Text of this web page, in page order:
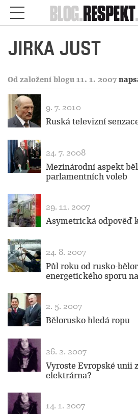
Respekt
JIRKA JUST
Od založení blogu 11. 1. 2007
9. 7. 2010
Ruská televizní
24. 7. 2008
Mezinárodní aspekt
parlamentních voleb
29. 11. 2007
Asymetrická odpověď
24. 8. 2007
Půl roku od rusko-
energetického sporu
2. 5. 2007
Bělorusko hledá ropu
26. 2. 2007
Vyroste Evropské unii
elektrárna?
14. 1. 2007